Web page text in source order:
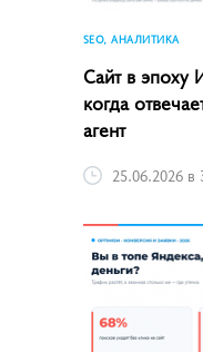
SEO, АНАЛИТИКА
Сайт в эпоху
когда
агент
25.06.2026 в